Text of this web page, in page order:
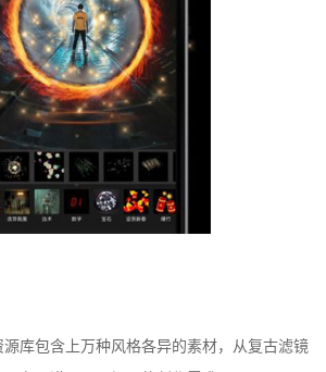
库包含上万种风格各异的素材，从复古滤镜